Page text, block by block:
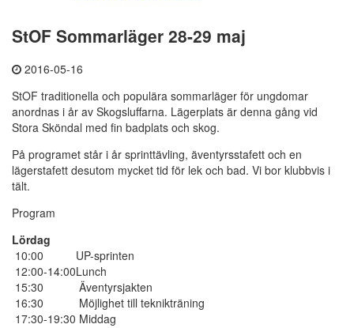
StOF Sommarläger 28-29 maj
2016-05-16
StOF traditionella och populära sommarläger för ungdomar
anordnas i år av Skogsluffarna. Lägerplats är denna gång vid
Stora Sköndal med fin badplats och skog.
På programet står i år sprinttävling, äventyrsstafett och en
lägerstafett desutom mycket tid för lek och bad. Vi bor klubbvis i
tält.
Program
Lördag
10:00
UP-sprinten
12:00-14:00Lunch
15:30
Äventyrsjakten
16:30
Möjlighet till teknikträning
17:30-19:30 Middag